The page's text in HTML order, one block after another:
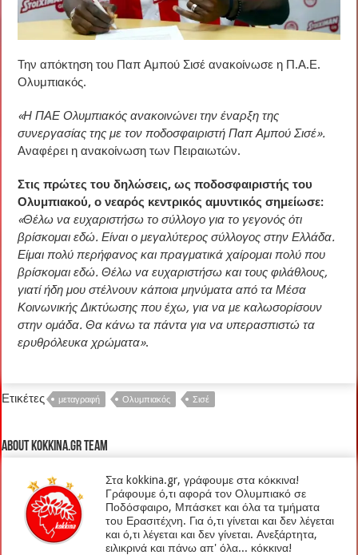
Την απόκτηση του Παπ Αμπού Σισέ ανακοίνωσε η Π.Α.Ε.
Ολυμπιακός.
«Η ΠΑΕ Ολυμπιακός ανακοινώνει την έναρξη της
συνεργασίας της με τον ποδοσφαιριστή Παπ Αμπού Σισέ».
Αναφέρει η ανακοίνωση των Πειραιωτών.
Στις πρώτες του δηλώσεις, ως ποδοσφαιριστής του
Ολυμπιακού, ο νεαρός κεντρικός αμυντικός σημείωσε:
«Θέλω να ευχαριστήσω το σύλλογο για το γεγονός ότι
βρίσκομαι εδώ. Είναι ο μεγαλύτερος σύλλογος στην Ελλάδα.
Είμαι πολύ περήφανος και πραγματικά χαίρομαι πολύ που
βρίσκομαι εδώ. Θέλω να ευχαριστήσω και τους φιλάθλους,
γιατί ήδη μου στέλνουν κάποια μηνύματα από τα Μέσα
Κοινωνικής Δικτύωσης που έχω, για να με καλωσορίσουν
στην ομάδα. Θα κάνω τα πάντα για να υπερασπιστώ τα
ερυθρόλευκα χρώματα».
Ετικέτες μεταγραφή Ολυμπιακός Σισέ
About kokkina.gr TEAM
Στα kokkina.gr, γράφουμε στα κόκκινα!
Γράφουμε ό,τι αφορά τον Ολυμπιακό σε
Ποδόσφαιρο, Μπάσκετ και όλα τα τμήματα
του Ερασιτέχνη. Για ό,τι γίνεται και δεν λέγεται
και ό,τι λέγεται και δεν γίνεται. Ανεξάρτητα,
ειλικρινά και πάνω απ' όλα... κόκκινα!